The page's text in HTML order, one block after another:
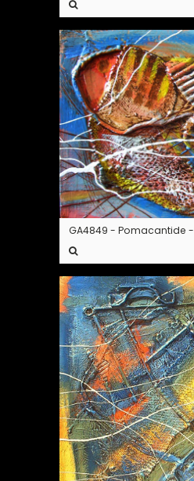
GA4849 - Pomacantide -